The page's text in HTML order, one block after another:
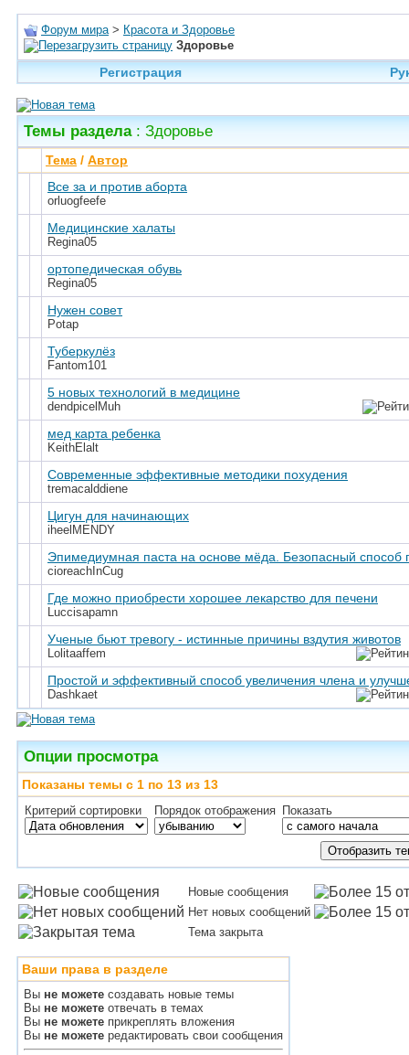
Форум мира > Красота и Здоровье
Здоровье
Регистрация
Темы раздела: Здоровье
Тема / Автор
Все за и против аборта
orluogfeefe
Медицинские халаты
Regina05
ортопедическая обувь
Regina05
Нужен совет
Potap
Туберкулёз
Fantom101
5 новых технологий в медицине
dendpicelMuh
мед карта ребенка
KeithElalt
Современные эффективные методики похудения
tremacalddiene
Цигун для начинающих
iheelMENDY
Эпимедиумная паста на основе мёда. Безопасный способ
cioreachInCug
Где можно приобрести хорошее лекарство для печени
Luccisapamn
Ученые бьют тревогу - истинные причины вздутия животов
Lolitaaffem
Простой и эффективный способ увеличения члена и
Dashkaet
Опции просмотра
Показаны темы с 1 по 13 из 13
Критерий сортировки Порядок отображения Показать
Новые сообщения
Нет новых сообщений
Тема закрыта
Ваши права в разделе
Вы не можете создавать новые темы
Вы не можете отвечать в темах
Вы не можете прикреплять вложения
Вы не можете редактировать свои сообщения